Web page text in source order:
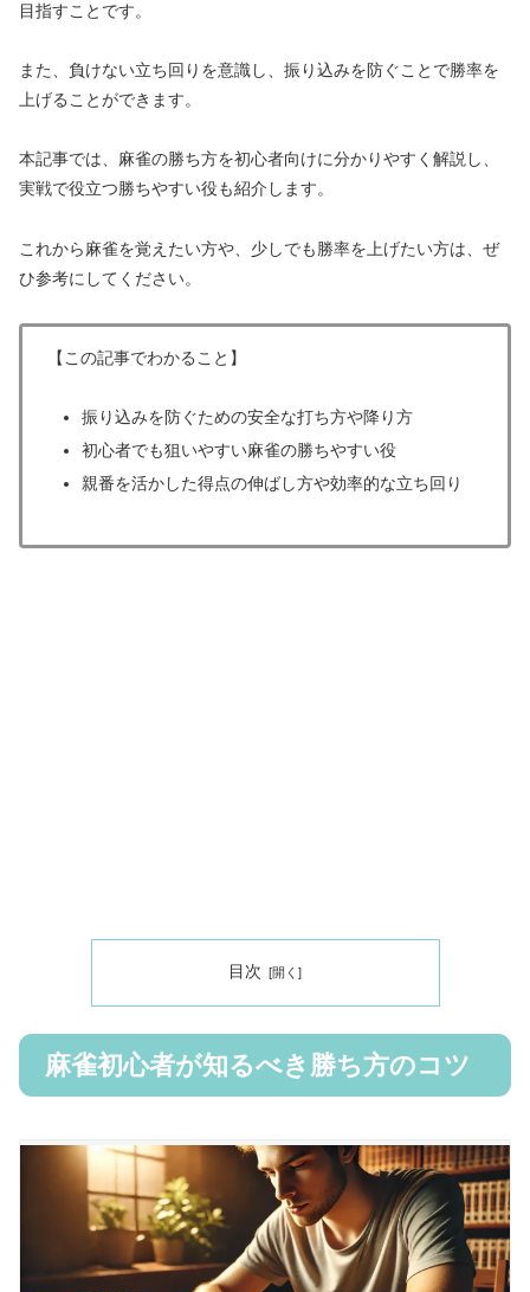
目指すことです。
また、負けない立ち回りを意識し、振り込みを防ぐことで勝率を
上げることができます。
本記事では、麻雀の勝ち方を初心者向けに分かりやすく解説し、
実戦で役立つ勝ちやすい役も紹介します。
これから麻雀を覚えたい方や、少しでも勝率を上げたい方は、ぜ
ひ参考にしてください。
【この記事でわかること】
振り込みを防ぐための安全な打ち方や降り方
初心者でも狙いやすい麻雀の勝ちやすい役
親番を活かした得点の伸ばし方や効率的な立ち回り
目次
麻雀初心者が知るべき勝ち方のコツ